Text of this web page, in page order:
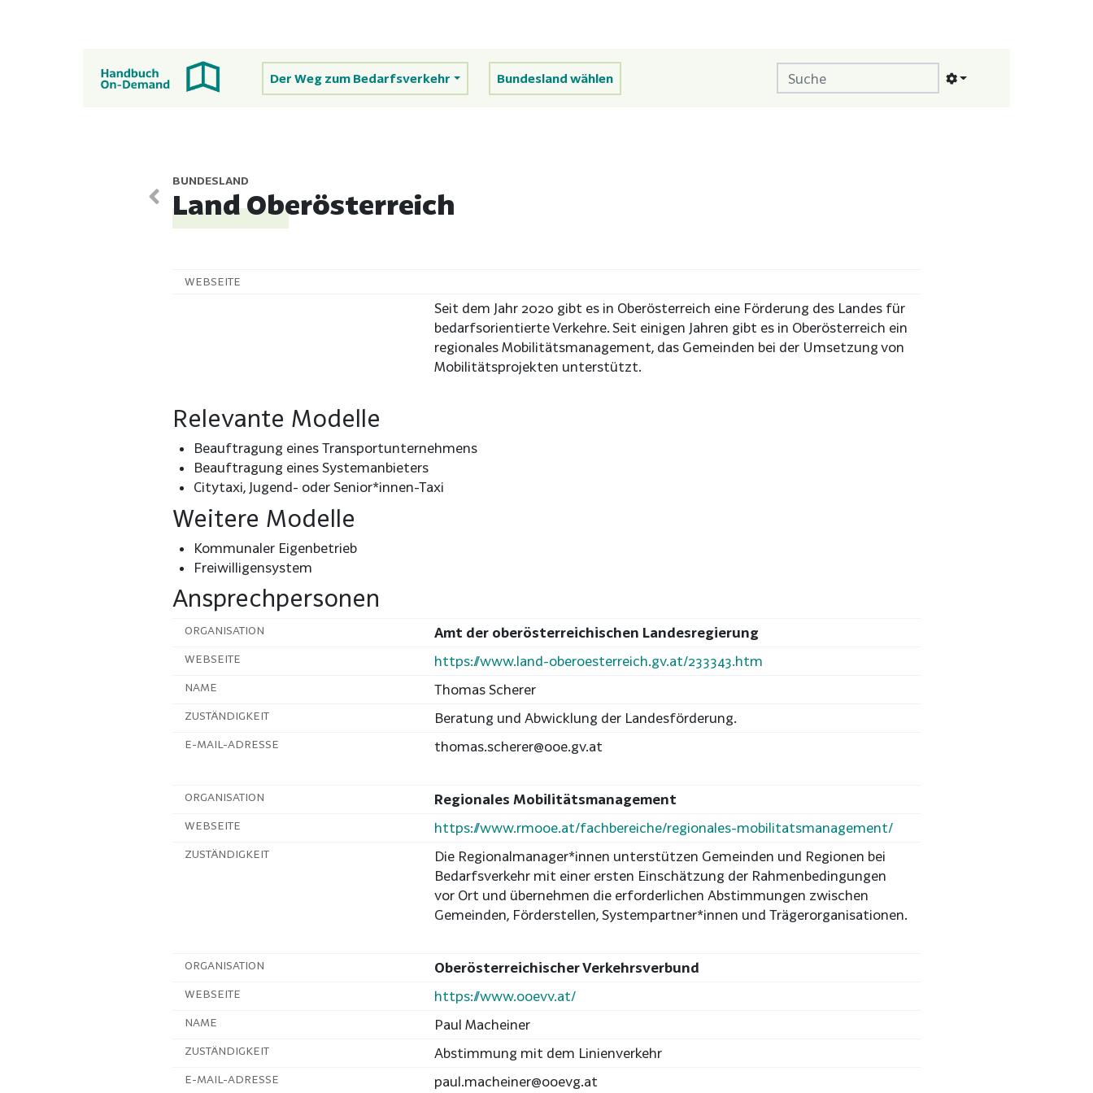
Der Weg zum Bedarfsverkehr Bundesland wählen
BUNDESLAND
Land Oberösterreich
WEBSEITE
Seit dem Jahr 2020 gibt es in Oberösterreich eine Förderung des Landes für
bedarfsorientierte Verkehre. Seit einigen Jahren gibt es in Oberösterreich ein
regionales Mobilitätsmanagement, das Gemeinden bei der Umsetzung von
Mobilitätsprojekten unterstützt.
Relevante Modelle
Beauftragung eines Transportunternehmens
Beauftragung eines Systemanbieters
Citytaxi, Jugend- oder Senior*innen-Taxi
Weitere Modelle
Kommunaler Eigenbetrieb
Freiwilligensystem
Ansprechpersonen
ORGANISATION Amt der oberösterreichischen Landesregierung
WEBSEITE https://www.land-oberoesterreich.gv.at/233343.htm
NAME Thomas Scherer
ZUSTÄNDIGKEIT Beratung und Abwicklung der Landesförderung.
E-MAIL-ADRESSE thomas.scherer@ooe.gv.at
ORGANISATION Regionales Mobilitätsmanagement
WEBSEITE https://www.rmooe.at/fachbereiche/regionales-mobilitatsmanagement/
ZUSTÄNDIGKEIT
Die Regionalmanager*innen unterstützen Gemeinden und Regionen bei
Bedarfsverkehr mit einer ersten Einschätzung der Rahmenbedingungen
vor Ort und übernehmen die erforderlichen Abstimmungen zwischen
Gemeinden, Förderstellen, Systempartner*innen und Trägerorganisationen.
ORGANISATION Oberösterreichischer Verkehrsverbund
WEBSEITE https://www.ooevv.at/
NAME Paul Macheiner
ZUSTÄNDIGKEIT Abstimmung mit dem Linienverkehr
E-MAIL-ADRESSE paul.macheiner@ooevg.at